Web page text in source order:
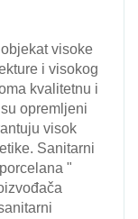
visoke
i visokog
kvalitetnu i
opremljeni
visok
Sanitarni
"